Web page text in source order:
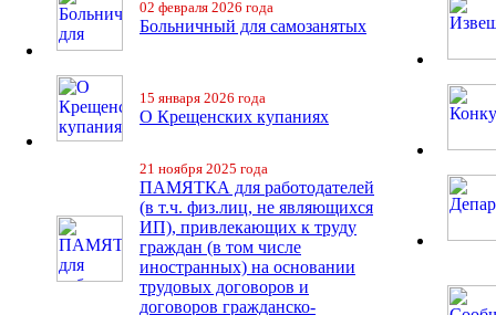
02 февраля 2026 года
Больничный для самозанятых
15 января 2026 года
О Крещенских купаниях
21 ноября 2025 года
ПАМЯТКА для работодателей
(в т.ч. физ.лиц, не являющихся
ИП), привлекающих к труду
граждан (в том числе
иностранных) на основании
трудовых договоров и
договоров гражданско-